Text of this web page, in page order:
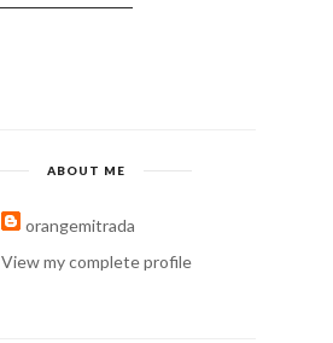
ABOUT ME
orangemitrada
View my complete profile